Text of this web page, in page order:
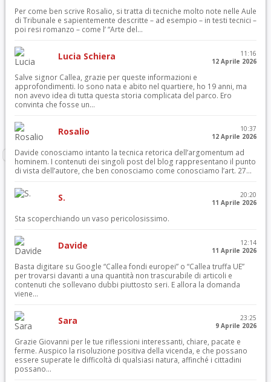
Per come ben scrive Rosalio, si tratta di tecniche molto note nelle Aule
di Tribunale e sapientemente descritte – ad esempio – in testi tecnici –
poi resi romanzo – come l’ “Arte del...
Lucia Schiera
11:16
12 Aprile 2026
Salve signor Callea, grazie per queste informazioni e
approfondimenti. Io sono nata e abito nel quartiere, ho 19 anni, ma
non avevo idea di tutta questa storia complicata del parco. Ero
convinta che fosse un...
Rosalio
10:37
12 Aprile 2026
Davide conosciamo intanto la tecnica retorica dell’argomentum ad
hominem. I contenuti dei singoli post del blog rappresentano il punto
di vista dell’autore, che ben conosciamo come conosciamo l’art. 27...
S.
20:20
11 Aprile 2026
Sta scoperchiando un vaso pericolosissimo.
Davide
12:14
11 Aprile 2026
Basta digitare su Google “Callea fondi europei” o “Callea truffa UE”
per trovarsi davanti a una quantità non trascurabile di articoli e
contenuti che sollevano dubbi piuttosto seri. E allora la domanda
viene...
Sara
23:25
9 Aprile 2026
Grazie Giovanni per le tue riflessioni interessanti, chiare, pacate e
ferme. Auspico la risoluzione positiva della vicenda, e che possano
essere superate le difficoltà di qualsiasi natura, affinché i cittadini
possano...